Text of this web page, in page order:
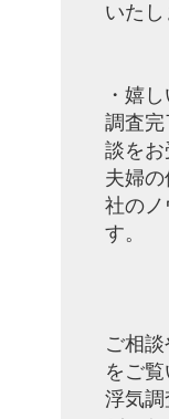
いたし
・嬉
調査
談をお
夫婦
社の
す。
ご相
をご
浮気